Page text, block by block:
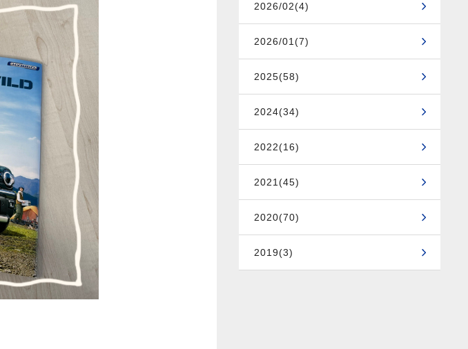
2026/02(4)
2026/01(7)
2025(58)
2024(34)
2022(16)
2021(45)
2020(70)
2019(3)